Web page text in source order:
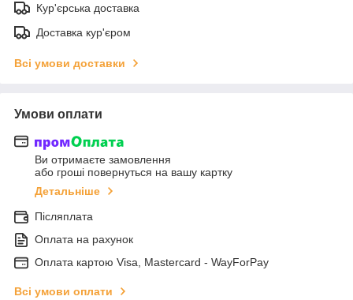
Кур'єрська доставка
Доставка кур'єром
Всі умови доставки
Умови оплати
Ви отримаєте замовлення
або гроші повернуться на вашу картку
Детальніше
Післяплата
Оплата на рахунок
Оплата картою Visa, Mastercard - WayForPay
Всі умови оплати